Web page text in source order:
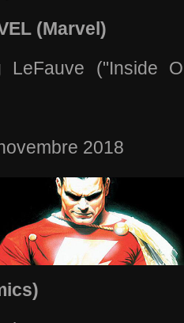
(Marvel)
LeFauve ("Inside
2018